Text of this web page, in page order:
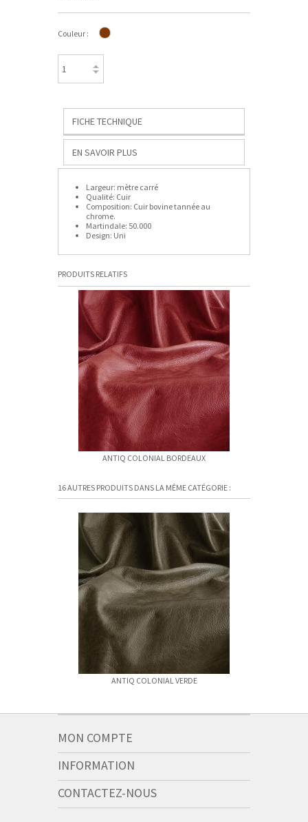
Couleur :
FICHE TECHNIQUE
EN SAVOIR PLUS
Largeur: mètre carré
Qualité: Cuir
Composition: Cuir bovine tannée au
chrome.
Martindale: 50.000
Design: Uni
PRODUITS RELATIFS
ANTIQ COLONIAL BORDEAUX
16 AUTRES PRODUITS DANS LA MÊME CATÉGORIE :
ANTIQ COLONIAL VERDE
MON COMPTE
INFORMATION
CONTACTEZ-NOUS